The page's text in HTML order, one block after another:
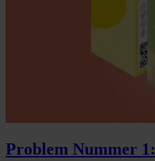
Problem Nummer 1: